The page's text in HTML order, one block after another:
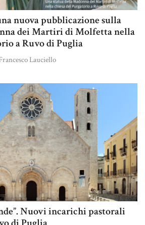
nuova pubblicazione sulla
dei Martiri di Molfetta nella
a Ruvo di Puglia
Lauciello
Nuovi incarichi pastorali